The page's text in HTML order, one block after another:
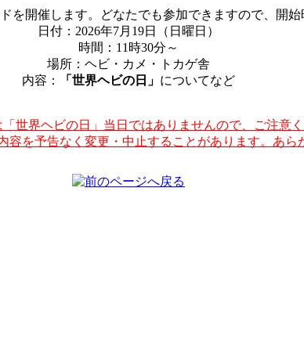
を開催します。どなたでも参加できますので、開始
日付：2026年7月19日（日曜日）
時間：11時30分～
場所：ヘビ・カメ・トカゲ舎
内容：
「世界ヘビの日」 についてなど
世界ヘビの日」当日ではありませんので、ご注意く
を予告なく変更・中止することがあります。あら